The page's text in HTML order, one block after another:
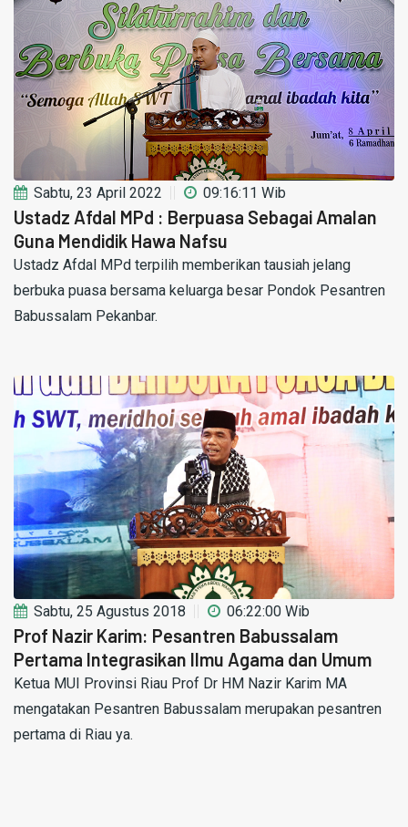
Sabtu, 23 April 2022 09:16:11 Wib
Ustadz Afdal MPd : Berpuasa Sebagai Amalan
Guna Mendidik Hawa Nafsu
Ustadz Afdal MPd terpilih memberikan tausiah jelang
berbuka puasa bersama keluarga besar Pondok Pesantren
Babussalam Pekanbar.
Sabtu, 25 Agustus 2018 06:22:00 Wib
Prof Nazir Karim: Pesantren Babussalam
Pertama Integrasikan Ilmu Agama dan Umum
Ketua MUI Provinsi Riau Prof Dr HM Nazir Karim MA
mengatakan Pesantren Babussalam merupakan pesantren
pertama di Riau ya.